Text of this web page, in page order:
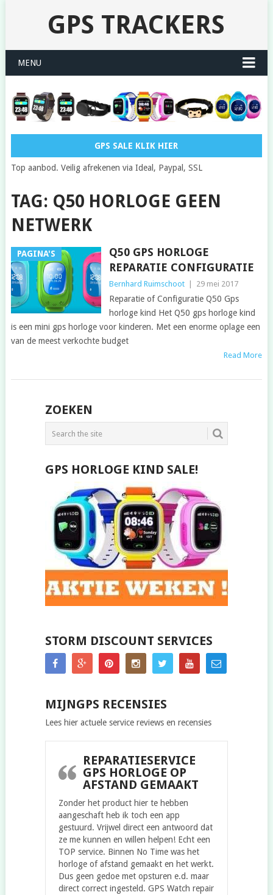
GPS TRACKERS
MENU
GPS SALE KLIK HIER
Top aanbod. Veilig afrekenen via Ideal, Paypal, SSL
TAG: Q50 HORLOGE GEEN
NETWERK
PAGINA'S
Q50 GPS HORLOGE
REPARATIE CONFIGURATIE
Bernhard Ruimschoot 29 mei 2017
Reparatie of Configuratie Q50 Gps
horloge kind Het Q50 gps horloge kind
is een mini gps horloge voor kinderen. Met een enorme oplage een
van de meest verkochte budget
Read More
POSTS
NAVIGATION
ZOEKEN
GPS HORLOGE KIND SALE!
STORM DISCOUNT SERVICES
MIJNGPS RECENSIES
Lees hier actuele service reviews en recensies
REPARATIESERVICE
GPS HORLOGE OP
AFSTAND GEMAAKT
Zonder het product hier te hebben
aangeschaft heb ik toch een app
gestuurd. Vrijwel direct een antwoord dat
ze me kunnen en willen helpen! Echt een
TOP service. Binnen No Time was het
horloge of afstand gemaakt en het werkt.
Dus geen gedoe met opsturen e.d. maar
direct correct ingesteld. GPS Watch repair